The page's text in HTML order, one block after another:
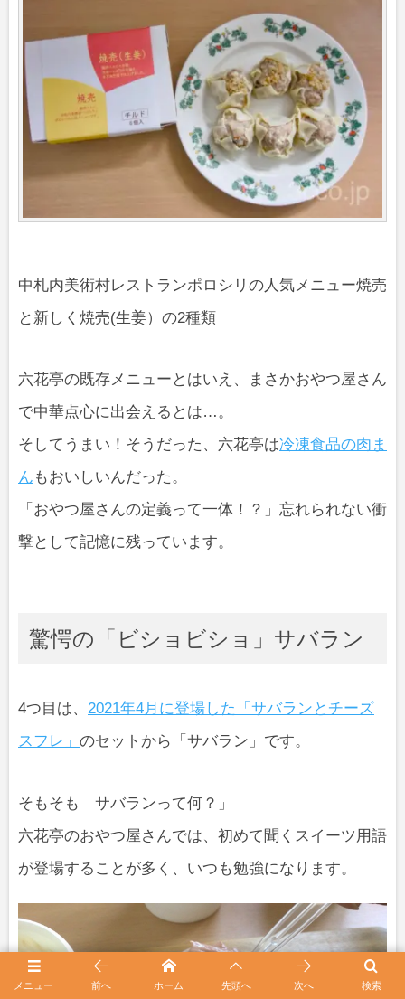
中札内美術村レストランポロシリの人気メニュー焼売
と新しく焼売(生姜）の2種類
六花亭の既存メニューとはいえ、まさかおやつ屋さん
で中華点心に出会えるとは…。
そしてうまい！そうだった、六花亭は冷凍食品の肉ま
ん もおいしいんだった。
「おやつ屋さんの定義って一体！？」忘れられない衝
撃として記憶に残っています。
驚愕の「ビショビショ」サバラン
4つ目は、 2021年4月に登場した「サバランとチーズ
スフレ」 のセットから「サバラン」です。
そもそも「サバランって何？」
六花亭のおやつ屋さんでは、初めて聞くスイーツ用語
が登場することが多く、いつも勉強になります。
メニュー 検索
前へ ホーム 先頭へ 次へ